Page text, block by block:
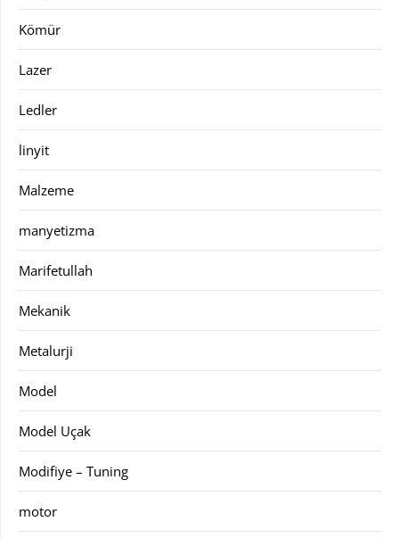
Kömür
Lazer
Ledler
linyit
Malzeme
manyetizma
Marifetullah
Mekanik
Metalurji
Model
Model Uçak
Modifiye – Tuning
motor